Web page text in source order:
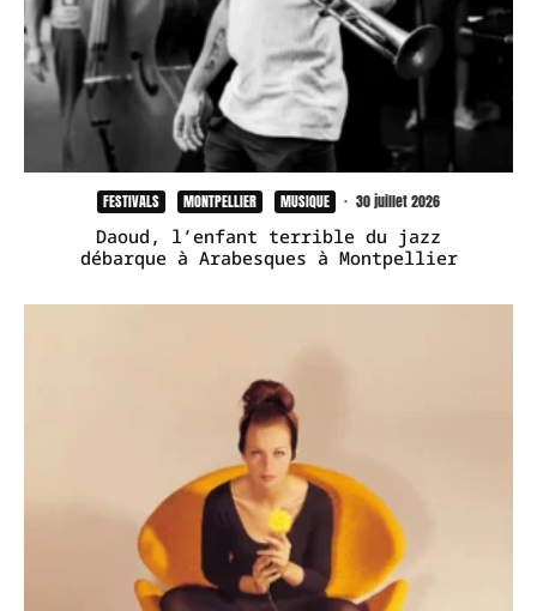
FESTIVALS MONTPELLIER MUSIQUE · 30 juillet 2026
Daoud, l’enfant terrible du jazz
débarque à Arabesques à Montpellier